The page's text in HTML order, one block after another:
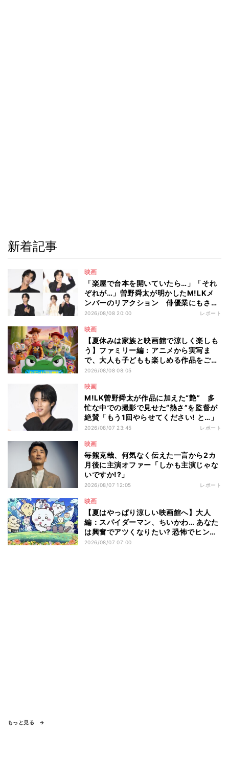
新着記事
映画
「楽屋で台本を開いていたら…」「それ
ぞれが…」曽野舜太が明かしたM!LKメ
ンバーのリアクション 俳優業にもさら
なる意欲
2026/08/08 20:00 レポート
映画
【夏休みは家族と映画館で涼しく楽しも
う】ファミリー編：アニメから実写ま
で、大人も子どもも楽しめる作品をご紹
介 - 編集部が注目する最新映画5選
2026/08/08 08:05
映画
M!LK曽野舜太が作品に加えた“艶” 多
忙な中での撮影で見せた“熱さ”を監督が
絶賛「もう1回やらせてください! と…」
2026/08/07 23:45 レポート
映画
毎熊克哉、何気なく伝えた一言から2カ
月後に主演オファー「しかも主演じゃな
いですか!?」
2026/08/07 12:05 レポート
映画
【夏はやっぱり涼しい映画館へ】大人
編：スパイダーマン、ちいかわ… あなた
は興奮でアツくなりたい? 恐怖でヒンヤ
リしたい? - 編集部が注目する最新映画5
2026/08/07 07:00
もっと見る